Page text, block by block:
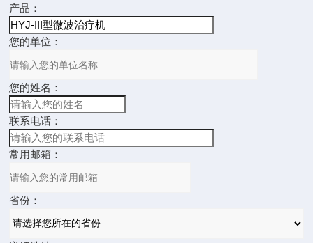
产品：
您的单位：
您的姓名：
联系电话：
常用邮箱：
省份：